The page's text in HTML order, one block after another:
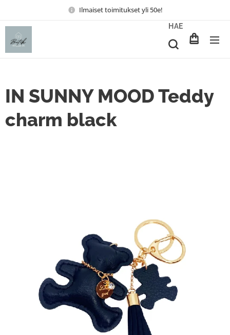
Ilmaiset toimitukset yli 50e!
HAE
IN SUNNY MOOD Teddy
charm black